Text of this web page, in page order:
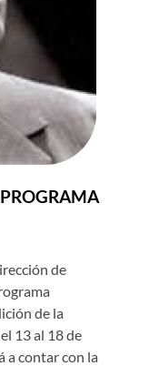
de
de la
13 al 18 de
a contar con la